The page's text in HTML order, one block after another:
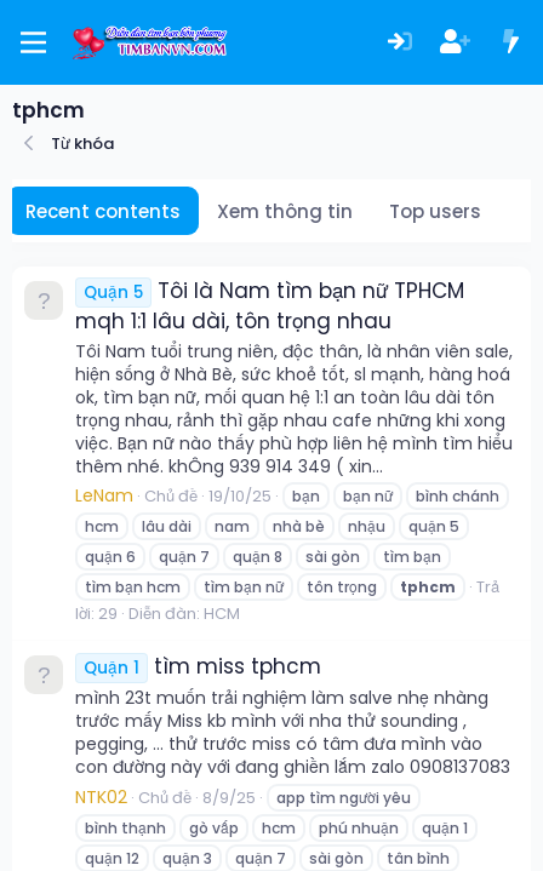
tphcm
Từ khóa
Recent contents Xem thông tin Top users
Quận 5
Tôi là Nam tìm bạn nữ TPHCM
mqh 1:1 lâu dài, tôn trọng nhau
Tôi Nam tuổi trung niên, độc thân, là nhân viên sale,
hiện sống ở Nhà Bè, sức khoẻ tốt, sl mạnh, hàng hoá
ok, tìm bạn nữ, mối quan hệ 1:1 an toàn lâu dài tôn
trọng nhau, rảnh thì gặp nhau cafe những khi xong
việc. Bạn nữ nào thấy phù hợp liên hệ mình tìm hiểu
thêm nhé. khÔng 939 914 349 ( xin...
LeNam Chủ đề 19/10/25 bạn bạn nữ
bình chánh
hcm
lâu dài nam nhà bè nhậu
quận 5
quận 6
quận 7 quận 8 sài gòn
tìm bạn
tìm bạn hcm
tìm bạn nữ tôn trọng tphcm
Trả
lời: 29 Diễn đàn: HCM
Quận 1 tìm miss tphcm
mình 23t muốn trải nghiệm làm salve nhẹ nhàng
trước mấy Miss kb mình với nha thử sounding ,
pegging, ... thử trước miss có tâm đưa mình vào
con đường này với đang ghiền lắm zalo 0908137083
NTK02 Chủ đề 8/9/25
app tìm người yêu
bình thạnh
gò vấp hcm phú nhuận
quận 1
quận 12
quận 3 quận 7 sài gòn
tân bình